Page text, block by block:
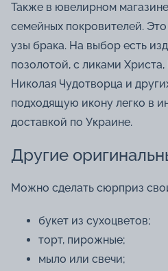
Также в ювелирном
семейных покровителей.
узы брака. На выбор есть
позолотой, с ликами
Николая Чудотворца и
подходящую икону легко в
доставкой по Украине.
Другие
Можно сделать сюрприз
букет из сухоцветов;
торт, пирожные;
мыло или свечи;